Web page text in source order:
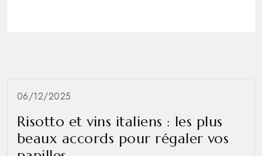
06/12/2025
Risotto et vins italiens : les plus
beaux accords pour régaler vos